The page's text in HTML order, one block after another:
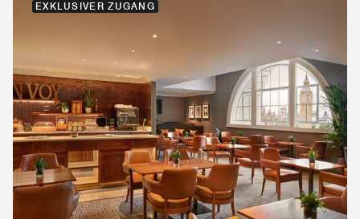
EXKLUSIVER ZUGANG